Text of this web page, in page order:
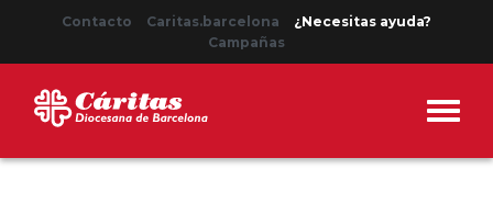
Contacto Caritas.barcelona
¿Necesitas ayuda?
Campañas